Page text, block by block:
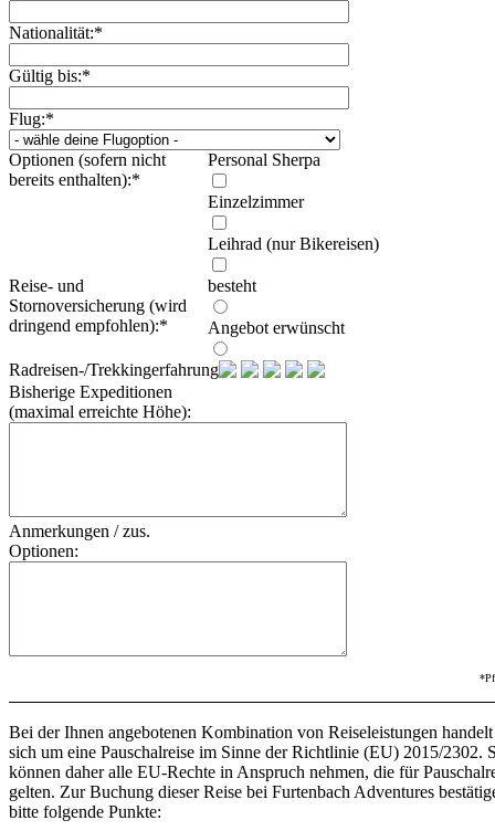
Nationalität:*
Gültig bis:*
Flug:*
Optionen (sofern nicht
bereits enthalten):*
Personal Sherpa
Einzelzimmer
Leihrad (nur Bikereisen)
Reise- und
Stornoversicherung (wird
dringend empfohlen):*
besteht
Angebot erwünscht
Radreisen-/Trekkingerfahrung:
Bisherige Expeditionen
(maximal erreichte Höhe):
Anmerkungen / zus.
Optionen:
Bei der Ihnen angebotenen Kombination von Reiseleistungen handelt
sich um eine Pauschalreise im Sinne der Richtlinie (EU) 2015/2302.
können daher alle EU-Rechte in Anspruch nehmen, die für
gelten. Zur Buchung dieser Reise bei Furtenbach Adventures
bitte folgende Punkte: